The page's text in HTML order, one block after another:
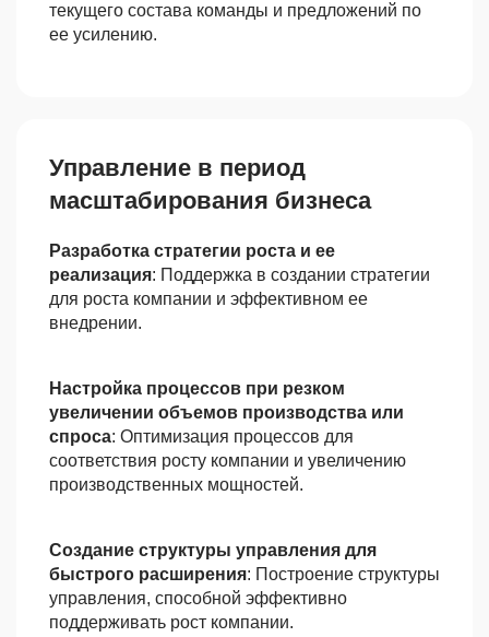
текущего состава команды и предложений по
ее усилению.
Управление в период
масштабирования бизнеса
Разработка стратегии роста и ее
реализация: Поддержка в создании стратегии
для роста компании и эффективном ее
внедрении.
Настройка процессов при резком
увеличении объемов производства или
спроса: Оптимизация процессов для
соответствия росту компании и увеличению
производственных мощностей.
Создание структуры управления для
быстрого расширения: Построение структуры
управления, способной эффективно
поддерживать рост компании.